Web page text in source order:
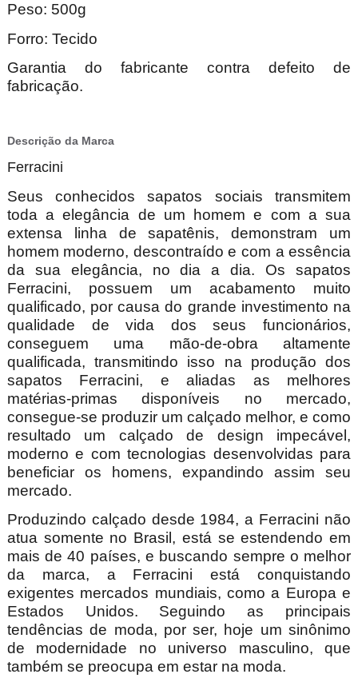
Peso: 500g
Forro: Tecido
Garantia do fabricante contra defeito de
fabricação.
Descrição da Marca
Ferracini
Seus conhecidos sapatos sociais transmitem
toda a elegância de um homem e com a sua
extensa linha de sapatênis, demonstram um
homem moderno, descontraído e com a essência
da sua elegância, no dia a dia. Os sapatos
Ferracini, possuem um acabamento muito
qualificado, por causa do grande investimento na
qualidade de vida dos seus funcionários,
conseguem uma mão-de-obra altamente
qualificada, transmitindo isso na produção dos
sapatos Ferracini, e aliadas as melhores
matérias-primas disponíveis no mercado,
consegue-se produzir um calçado melhor, e como
resultado um calçado de design impecável,
moderno e com tecnologias desenvolvidas para
beneficiar os homens, expandindo assim seu
mercado.
Produzindo calçado desde 1984, a Ferracini não
atua somente no Brasil, está se estendendo em
mais de 40 países, e buscando sempre o melhor
da marca, a Ferracini está conquistando
exigentes mercados mundiais, como a Europa e
Estados Unidos. Seguindo as principais
tendências de moda, por ser, hoje um sinônimo
de modernidade no universo masculino, que
também se preocupa em estar na moda.